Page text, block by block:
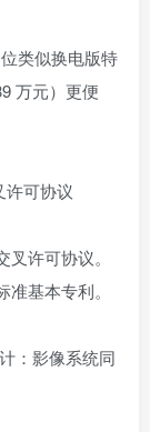
类似换电版特
万元）更便
许可协议
许可协议。
基本专利。
：影像系统同